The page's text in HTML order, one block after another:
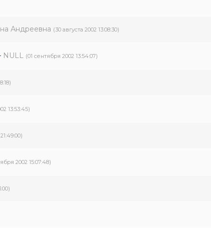
Андреевна (30 августа 2002 13:08:30)
NULL (01 сентября 2002 13:54:07)
13:53:45)
2002 15:07:48)